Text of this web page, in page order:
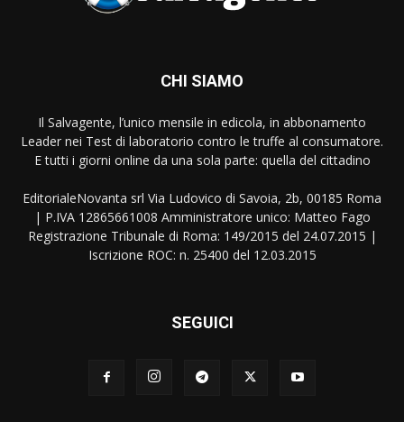
CHI SIAMO
Il Salvagente, l’unico mensile in edicola, in abbonamento
Leader nei Test di laboratorio contro le truffe al consumatore.
E tutti i giorni online da una sola parte: quella del cittadino
EditorialeNovanta srl Via Ludovico di Savoia, 2b, 00185 Roma
| P.IVA 12865661008 Amministratore unico: Matteo Fago
Registrazione Tribunale di Roma: 149/2015 del 24.07.2015 |
Iscrizione ROC: n. 25400 del 12.03.2015
SEGUICI